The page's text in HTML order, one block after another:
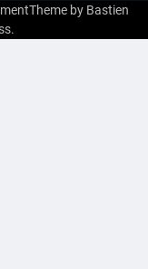
by Bastien
.